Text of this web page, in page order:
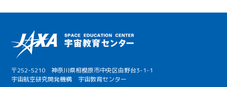
〒252-5210 神奈川県相模原市中央区由野台3-1-1
宇宙航空研究開発機構 宇宙教育センター